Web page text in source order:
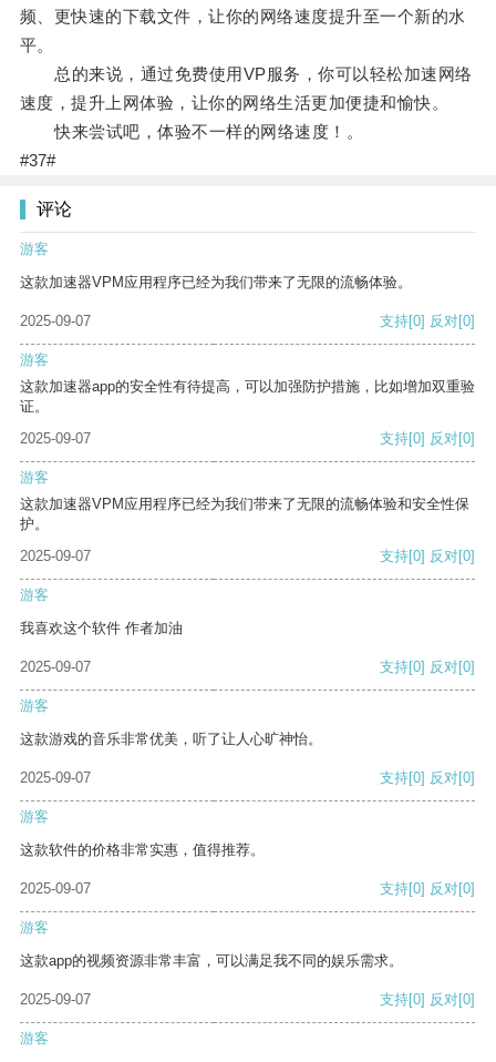
频、更快速的下载文件，让你的网络速度提升至一个新的水
平。
总的来说，通过免费使用VP服务，你可以轻松加速网络
速度，提升上网体验，让你的网络生活更加便捷和愉快。
快来尝试吧，体验不一样的网络速度！。
#37#
评论
游客
这款加速器VPM应用程序已经为我们带来了无限的流畅体验。
2025-09-07 支持[0] 反对[0]
游客
这款加速器app的安全性有待提高，可以加强防护措施，比如增加双重验
证。
2025-09-07
支持[0] 反对[0]
游客
这款加速器VPM应用程序已经为我们带来了无限的流畅体验和安全性保
护。
2025-09-07
支持[0] 反对[0]
游客
我喜欢这个软件 作者加油
2025-09-07 支持[0] 反对[0]
游客
这款游戏的音乐非常优美，听了让人心旷神怡。
2025-09-07 支持[0] 反对[0]
游客
这款软件的价格非常实惠，值得推荐。
2025-09-07 支持[0] 反对[0]
游客
这款app的视频资源非常丰富，可以满足我不同的娱乐需求。
2025-09-07 支持[0] 反对[0]
游客